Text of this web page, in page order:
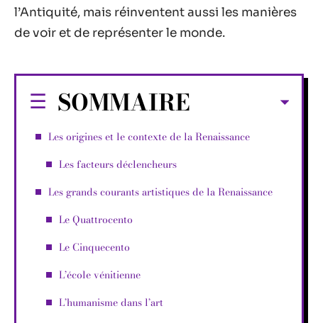
l’Antiquité, mais réinventent aussi les manières
de voir et de représenter le monde.
SOMMAIRE
Les origines et le contexte de la Renaissance
Les facteurs déclencheurs
Les grands courants artistiques de la Renaissance
Le Quattrocento
Le Cinquecento
L’école vénitienne
L’humanisme dans l’art